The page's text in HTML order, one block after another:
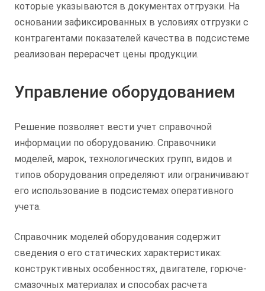
которые указываются в документах отгрузки. На
основании зафиксированных в условиях отгрузки с
контрагентами показателей качества в подсистеме
реализован перерасчет цены продукции.
Управление оборудованием
Решение позволяет вести учет справочной
информации по оборудованию. Справочники
моделей, марок, технологических групп, видов и
типов оборудования определяют или ограничивают
его использование в подсистемах оперативного
учета.
Справочник моделей оборудования содержит
сведения о его статических характеристиках:
конструктивных особенностях, двигателе, горюче-
смазочных материалах и способах расчета